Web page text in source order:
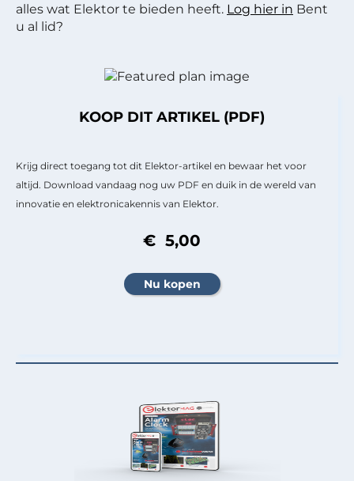
alles wat Elektor te bieden heeft. Log hier in Bent
u al lid?
KOOP DIT ARTIKEL (PDF)
Krijg direct toegang tot dit Elektor-artikel en bewaar het voor
altijd. Download vandaag nog uw PDF en duik in de wereld van
innovatie en elektronicakennis van Elektor.
€ 5,00